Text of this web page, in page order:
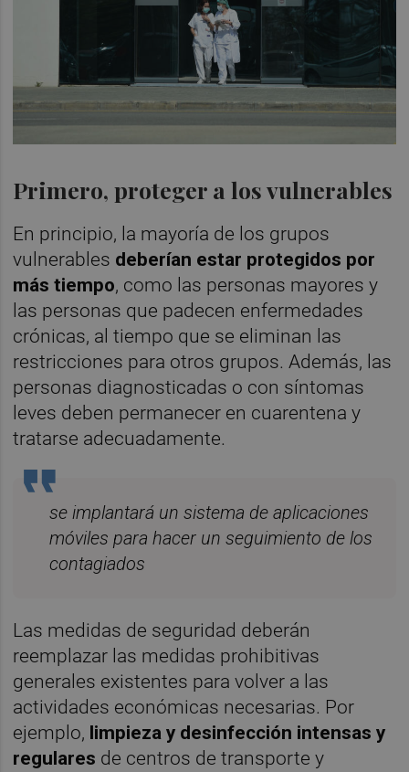
Primero, proteger a los vulnerables
En principio, la mayoría de los grupos
vulnerables deberían estar protegidos por
más tiempo, como las personas mayores y
las personas que padecen enfermedades
crónicas, al tiempo que se eliminan las
restricciones para otros grupos. Además, las
personas diagnosticadas o con síntomas
leves deben permanecer en cuarentena y
tratarse adecuadamente.
se implantará un sistema de aplicaciones
móviles para hacer un seguimiento de los
contagiados
Las medidas de seguridad deberán
reemplazar las medidas prohibitivas
generales existentes para volver a las
actividades económicas necesarias. Por
ejemplo, limpieza y desinfección intensas y
regulares de centros de transporte y